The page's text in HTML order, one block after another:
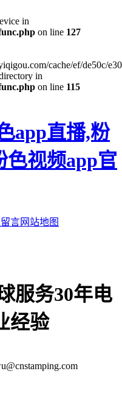
in
on line 127
cache/ef/de50c/
in
on line 115
app直播,粉
色视频app官
言网站地图
服务30年电
经验